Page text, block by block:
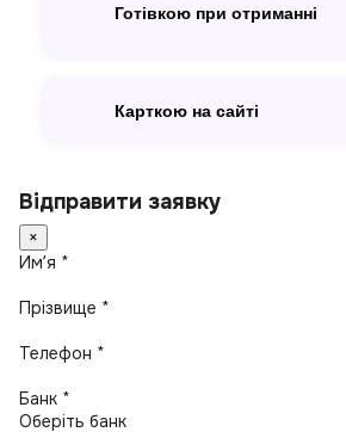
Готівкою при отриманні
Карткою на сайті
Відправити заявку
×
Имʼя *
Прізвище *
Телефон *
Банк *